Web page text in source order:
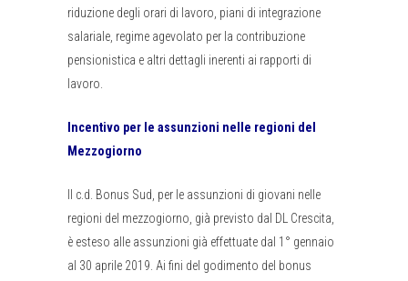
riduzione degli orari di lavoro, piani di integrazione
salariale, regime agevolato per la contribuzione
pensionistica e altri dettagli inerenti ai rapporti di
lavoro.
Incentivo per le assunzioni nelle regioni del
Mezzogiorno
Il c.d. Bonus Sud, per le assunzioni di giovani nelle
regioni del mezzogiorno, già previsto dal DL Crescita,
è esteso alle assunzioni già effettuate dal 1° gennaio
al 30 aprile 2019. Ai fini del godimento del bonus